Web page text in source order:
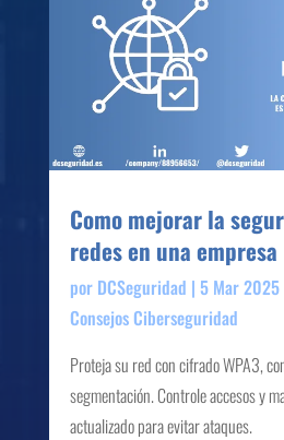
Como mejorar la
redes en una empresa
por DCSeguridad | 5 Mar 2025
Consejos Ciberseguridad
Proteja su red con cifrado WPA3,
segmentación. Controle accesos y
actualizado para evitar ataques.